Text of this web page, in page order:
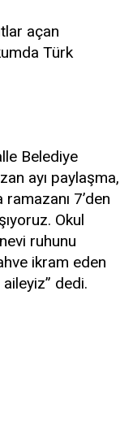
açan
Türk
Belediye
ayı paylaşma,
7’den
Okul
ruhunu
ikram eden
dedi.